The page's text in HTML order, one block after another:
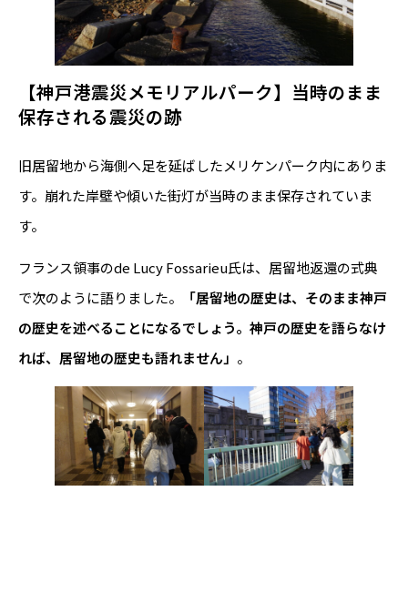
【神戸港震災メモリアルパーク】当時のまま
保存される震災の跡
旧居留地から海側へ足を延ばしたメリケンパーク内にありま
す。崩れた岸壁や傾いた街灯が当時のまま保存されていま
す。
フランス領事のde Lucy Fossarieu氏は、居留地返還の式典
で次のように語りました。
「居留地の歴史は、そのまま神戸
の歴史を述べることになるでしょう。神戸の歴史を語らなけ
れば、居留地の歴史も語れません」 。